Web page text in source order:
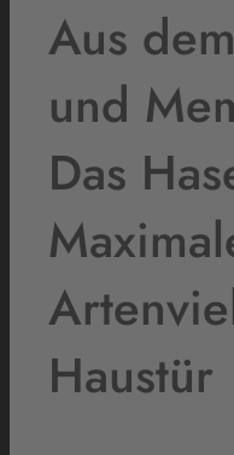
Aus
und
Das
Haustür